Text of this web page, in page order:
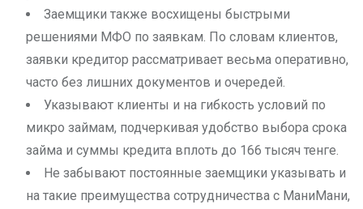
Заемщики также восхищены быстрыми
решениями МФО по заявкам. По словам клиентов,
заявки кредитор рассматривает весьма оперативно,
часто без лишних документов и очередей.
Указывают клиенты и на гибкость условий по
микро займам, подчеркивая удобство выбора срока
займа и суммы кредита вплоть до 166 тысяч тенге.
Не забывают постоянные заемщики указывать и
на такие преимущества сотрудничества с МаниМани,